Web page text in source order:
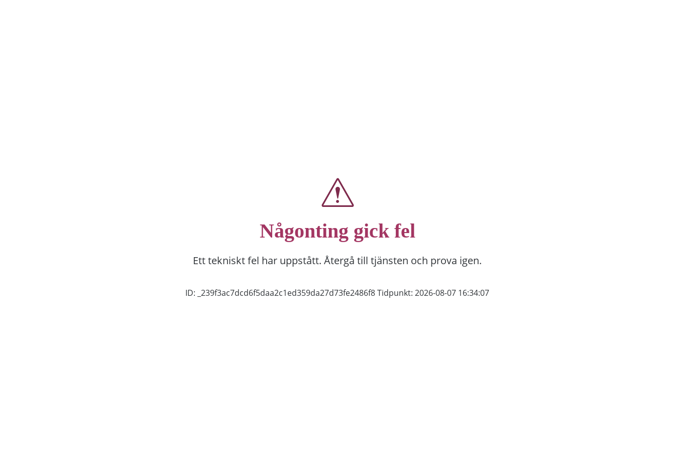
Någonting gick fel
Ett tekniskt fel har uppstått. Återgå till tjänsten och prova igen.
ID: _239f3ac7dcd6f5daa2c1ed359da27d73fe2486f8Tidpunkt: 2026-08-07 16:34:07